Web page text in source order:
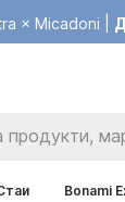
× Micadoni |
Bonami